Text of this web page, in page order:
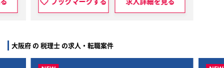
大阪府 の 税理士 の求人・転職案件